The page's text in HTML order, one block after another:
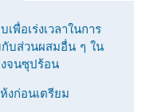
พื่อเร่งเวลาในการ
บส่วนผสมอื่น ๆ ใน
จนซุปร้อน
งก่อนเตรียม